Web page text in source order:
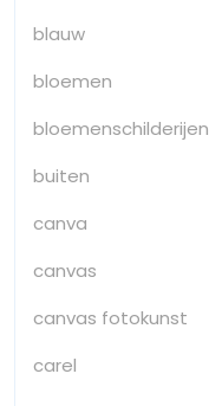
blauw
bloemen
bloemenschilderijen
buiten
canva
canvas
canvas fotokunst
carel